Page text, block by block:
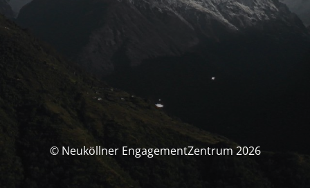
© Neuköllner EngagementZentrum 2026